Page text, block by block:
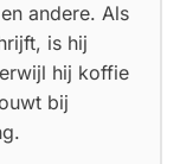
andere. Als
is hij
hij koffie
bij